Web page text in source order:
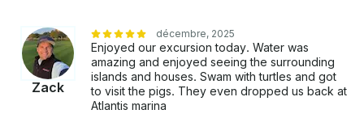
Zack
décembre, 2025
Enjoyed our excursion today. Water was
amazing and enjoyed seeing the surrounding
islands and houses. Swam with turtles and got
to visit the pigs. They even dropped us back at
Atlantis marina